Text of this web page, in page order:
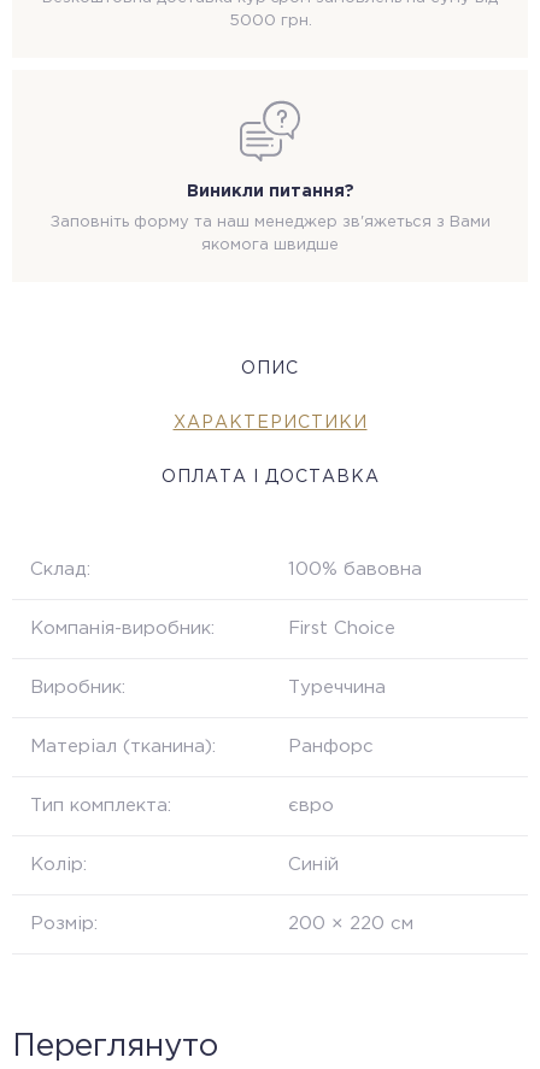
5000 грн.
Виникли питання?
Заповніть форму та наш менеджер зв'яжеться з Вами
якомога швидше
ОПИС
ХАРАКТЕРИСТИКИ
ОПЛАТА І ДОСТАВКА
Склад: 100% бавовна
Компанія-виробник: First Choice
Виробник: Туреччина
Матеріал (тканина): Ранфорс
Тип комплекта: євро
Колір: Синій
Розмір: 200 × 220 см
Переглянуто